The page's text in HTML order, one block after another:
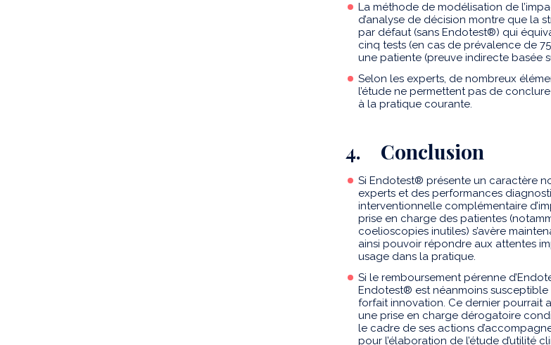
La méthode de modélisation de
d’analyse de décision montre que la
par défaut (sans Endotest®) qui
cinq tests (en cas de prévalence de
une patiente (preuve indirecte basée
Selon les experts, de nombreux
l’étude ne permettent pas de
à la pratique courante.
4. Conclusion
Si Endotest® présente un caractère
experts et des performances
interventionnelle complémentaire
prise en charge des patientes
coelioscopies inutiles) s’avère
ainsi pouvoir répondre aux attentes
usage dans la pratique.
Si le remboursement pérenne
Endotest® est néanmoins
forfait innovation. Ce dernier pourrait
une prise en charge dérogatoire
le cadre de ses actions
pour l’élaboration de l’étude d’utilité